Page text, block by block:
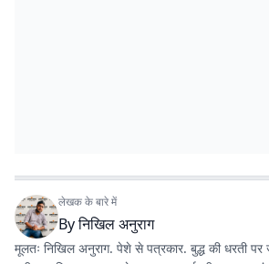
लेखक के बारे में
Byनिखिल अनुराग
मूलतः निखिल अनुराग. पेशे से पत्रकार. बुद्ध की धरती पर